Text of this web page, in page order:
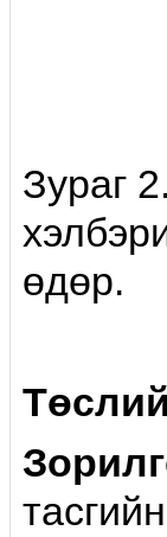
Зураг
өдөр.